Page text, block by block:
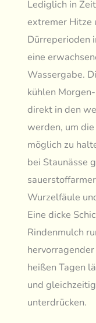
Lediglich in
extremer Hitze
Dürreperioden
eine
Wassergabe.
kühlen
direkt in den
werden, um
möglich zu
bei Staunässe
Wurzelfäule
Eine dicke
Rindenmulch
heißen Tagen
und
unterdrücken.